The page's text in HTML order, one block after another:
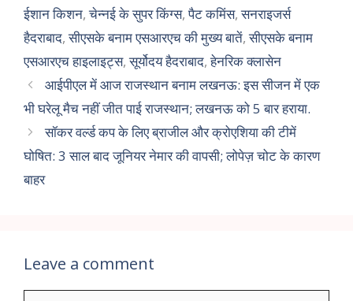
ईशान किशन,चेन्नई के सुपर किंग्स,पैट कमिंस,सनराइजर्स
हैदराबाद,सीएसके बनाम एसआरएच की मुख्य बातें,सीएसके बनाम
एसआरएच हाइलाइट्स,सूर्योदय हैदराबाद,हेनरिक क्लासेन
आईपीएल में आज राजस्थान बनाम लखनऊ: इस सीजन में एक
भी घरेलू मैच नहीं जीत पाई राजस्थान; लखनऊ को 5 बार हराया.
सॉकर वर्ल्ड कप के लिए ब्राजील और क्रोएशिया की टीमें
घोषित: 3 साल बाद जूनियर नेमार की वापसी; लोपेज़ चोट के कारण
बाहर
Leave a comment